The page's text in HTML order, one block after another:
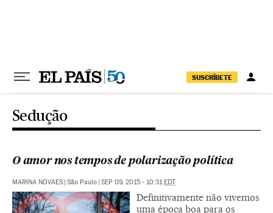
SUSCRÍBETE
Sedução
O amor nos tempos de polarização política
MARINA NOVAES | São Paulo | SEP 09, 2015 - 10:31EDT
Definitivamente não vivemos
uma época boa para os